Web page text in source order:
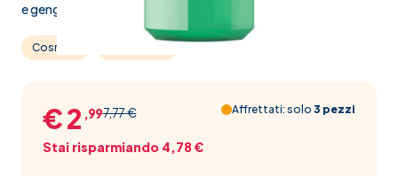
e gengive
Cosmesi
7,77 €
€ 2 ,99
Stai risparmiando 4,78 €
Affrettati: solo 3 pezzi